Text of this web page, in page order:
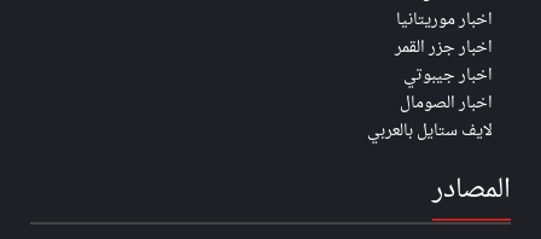
اخبار موريتانيا
اخبار جزر القمر
اخبار جيبوتي
اخبار الصومال
لايف ستايل بالعربي
المصادر